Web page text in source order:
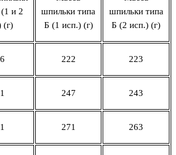
и 2
(г)
шпильки типа
Б (1 исп.) (г)
шпильки типа
Б (2 исп.) (г)
222 223
247 243
271 263